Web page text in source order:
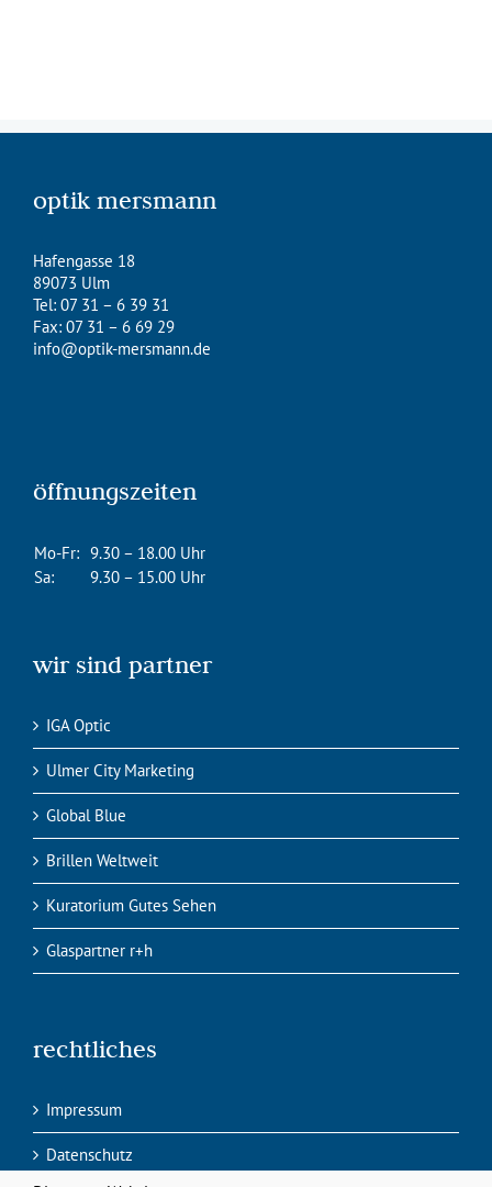
optik mersmann
Hafengasse 18
89073 Ulm
Tel: 07 31 – 6 39 31
Fax: 07 31 – 6 69 29
info@optik-mersmann.de
öffnungszeiten
Mo-Fr: 9.30 – 18.00 Uhr
Sa:
9.30 – 15.00 Uhr
wir sind partner
IGA Optic
Ulmer City Marketing
Global Blue
Brillen Weltweit
Kuratorium Gutes Sehen
Glaspartner r+h
rechtliches
Impressum
Datenschutz